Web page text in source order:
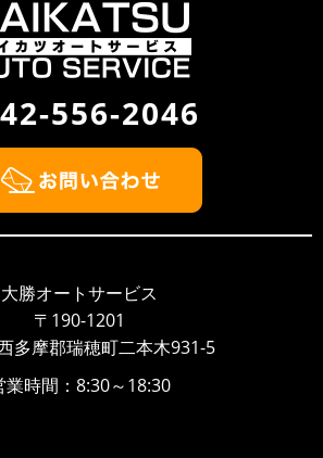
かるということわざがありますが、
て，そのせいかわかりませんが、パ
ら何とかして...
ウェブサイトを新しく開設いたしま
客様に大勝オ...
556-2046
大勝オートサービス
〒190-1201
多摩郡瑞穂町二本木931-5
業時間：8:30～18:30